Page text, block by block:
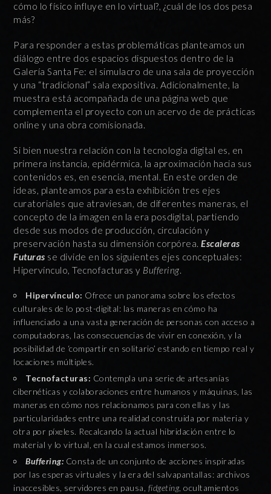
cómo lo físico influye en lo virtual?, ¿cuál de los dos pesa
más?
Para responder a estas problemáticas planteamos un
diálogo entre dos espacios dispuestos dentro de la
Galería Santa Fe: el simulacro de una sala de proyección
y una “tradicional” sala expositiva. Adicionalmente, la
muestra está acompañada de una página web que
complementa el proyecto con un acervo de de prácticas
online y una obra comisionada.
Si bien nuestra relación con la tecnología digital es, en
primera instancia, epidérmica, la aproximación hacia sus
contenidos es, en esencia, mental. En este orden de
ideas, planteamos para esta exhibición tres ejes
curatoriales que atraviesan, de diferentes maneras, el
concepto de la imagen en la era posdigital, partiendo
desde sus modos de producción, circulación y
preservación hasta su dimensión corpórea.Escaleras
Futuras se divide en los siguientes ejes conceptuales:
Hipervínculo, Tecnofacturas y Buffering.
Hipervínculo: Ofrece un panorama sobre los efectos
culturales de lo post-digital: las maneras en cómo ha
influenciado a una vasta generación de personas con acceso a
computadoras, las consecuencias de vivir en conexión, y la
posibilidad de ‘compartir en solitario’ estando en tiempo real y
locaciones múltiples.
Tecnofacturas: Contempla una serie de artesanías
cibernéticas y colaboraciones entre humanos y máquinas, las
maneras en cómo nos relacionamos para con ellas y las
particularidades entre una realidad construida por materia y
otra por píxeles. Recalcando la actual hibridación entre lo
material y lo virtual, en la cual estamos inmersos.
Buffering: Consta de un conjunto de acciones inspiradas
por las esperas virtuales y la era del salvapantallas: archivos
inaccesibles, servidores en pausa, fidgeting, ocultamientos